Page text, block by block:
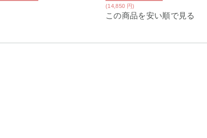
(14,850 円)
この商品を安い順で見る